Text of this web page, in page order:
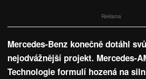
Reklama
Mercedes-Benz konečně dotáhl
nejodvážnější projekt. Mercedes-
Technologie formulí hozená na